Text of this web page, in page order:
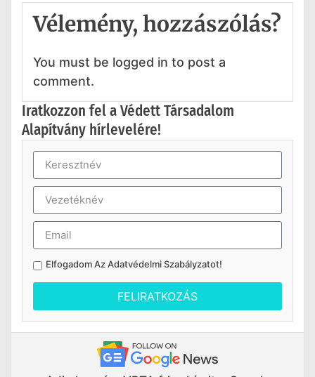
Vélemény, hozzászólás?
You must be logged in to post a
comment.
Iratkozzon fel a Védett Társadalom
Alapítvány hírlevelére!
Elfogadom AzAdatvédelmi Szabályzatot!
FELIRATKOZÁS